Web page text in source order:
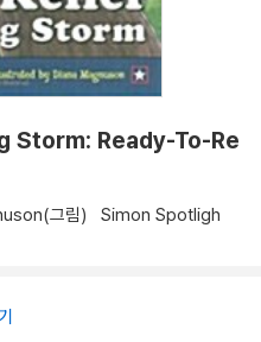
Storm: Ready-To-Re
그림)
Simon Spotligh